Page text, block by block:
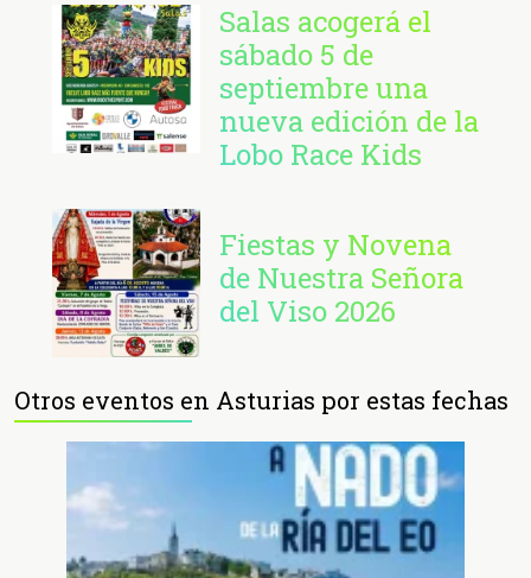
Salas acogerá el
sábado 5 de
septiembre una
nueva edición de la
Lobo Race Kids
Fiestas y Novena
de Nuestra Señora
del Viso 2026
Otros eventos en Asturias por estas fechas